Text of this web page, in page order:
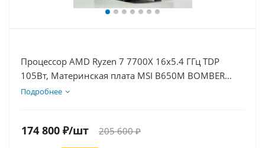
Процессор AMD Ryzen 7 7700X 16x5.4 ГГц TDP
105Вт, Материнская плата MSI B650M BOMBER
WIFI, Видеокарта RTX 3050 6Гб, Память
Подробнее
174 800 ₽/шт 205 600₽